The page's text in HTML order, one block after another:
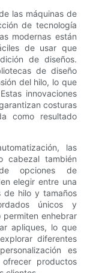
las máquinas de
de tecnología
modernas están
de usar que
de diseños.
de diseño
del hilo, lo que
innovaciones
costuras
como resultado
las
cabezal también
opciones de
elegir entre una
de hilo y tamaños
únicos y
permiten enhebrar
apliques, lo que
diferentes
es
productos